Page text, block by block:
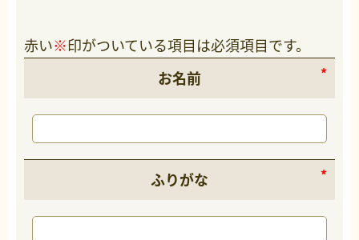
赤い※印がついている項目は必須項目です。
お名前
ふりがな